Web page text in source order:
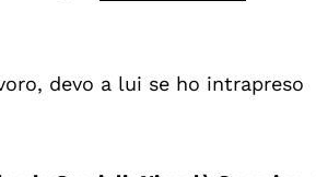
devo a lui se ho intrapreso